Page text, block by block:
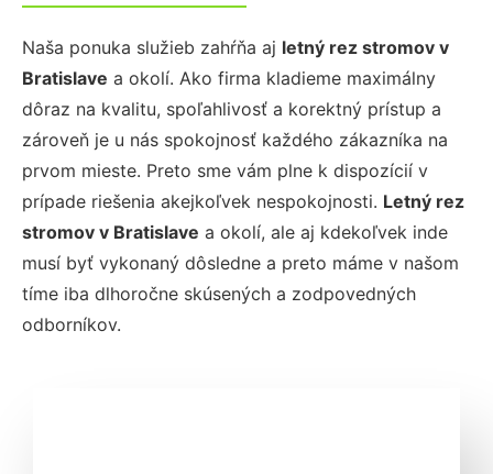
Naša ponuka služieb zahŕňa aj letný rez stromov v
Bratislave a okolí. Ako firma kladieme maximálny
dôraz na kvalitu, spoľahlivosť a korektný prístup a
zároveň je u nás spokojnosť každého zákazníka na
prvom mieste. Preto sme vám plne k dispozícií v
prípade riešenia akejkoľvek nespokojnosti. Letný rez
stromov v Bratislave a okolí, ale aj kdekoľvek inde
musí byť vykonaný dôsledne a preto máme v našom
tíme iba dlhoročne skúsených a zodpovedných
odborníkov.